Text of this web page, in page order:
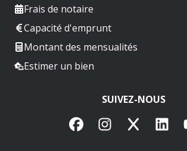
Frais de notaire
Capacité d'emprunt
Montant des mensualités
Estimer un bien
SUIVEZ-NOUS
FacebookInstagram
X